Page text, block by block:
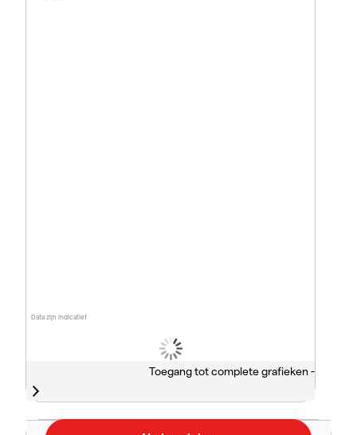
Data zijn indicatief
Toegang tot complete grafieken -